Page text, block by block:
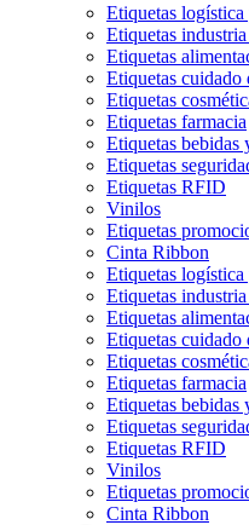
Etiquetas logística
Etiquetas
Etiquetas
Etiquetas cuidado
Etiquetas
Etiquetas farmacia
Etiquetas bebidas
Etiquetas
Etiquetas RFID
Vinilos
Etiquetas
Cinta Ribbon
Etiquetas logística
Etiquetas
Etiquetas
Etiquetas cuidado
Etiquetas
Etiquetas farmacia
Etiquetas bebidas
Etiquetas
Etiquetas RFID
Vinilos
Etiquetas
Cinta Ribbon